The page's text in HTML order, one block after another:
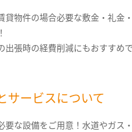
貸物件の場合必要な敷金・礼金
出張時の経費削減にもおすすめで
サービスについて
要な設備をご用意！水道やガス